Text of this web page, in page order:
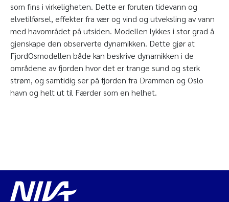
som fins i virkeligheten. Dette er foruten tidevann og
elvetilførsel, effekter fra vær og vind og utveksling av vann
med havområdet på utsiden. Modellen lykkes i stor grad å
gjenskape den observerte dynamikken. Dette gjør at
FjordOs­modellen både kan beskrive dynamikken i de
områdene av fjorden hvor det er trange sund og sterk
strøm, og samtidig ser på fjorden fra Drammen og Oslo
havn og helt ut til Færder som en helhet.